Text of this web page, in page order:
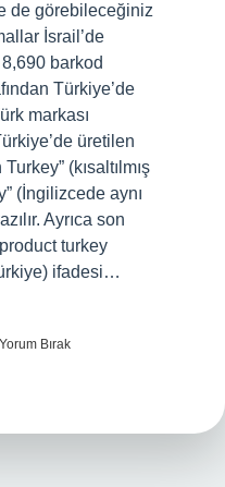
de görebileceğiniz
İsrail’de
barkod
Türkiye’de
markası
üretilen
(kısaltılmış
(İngilizcede aynı
Ayrıca son
turkey
ifadesi…
Yorum Bırak